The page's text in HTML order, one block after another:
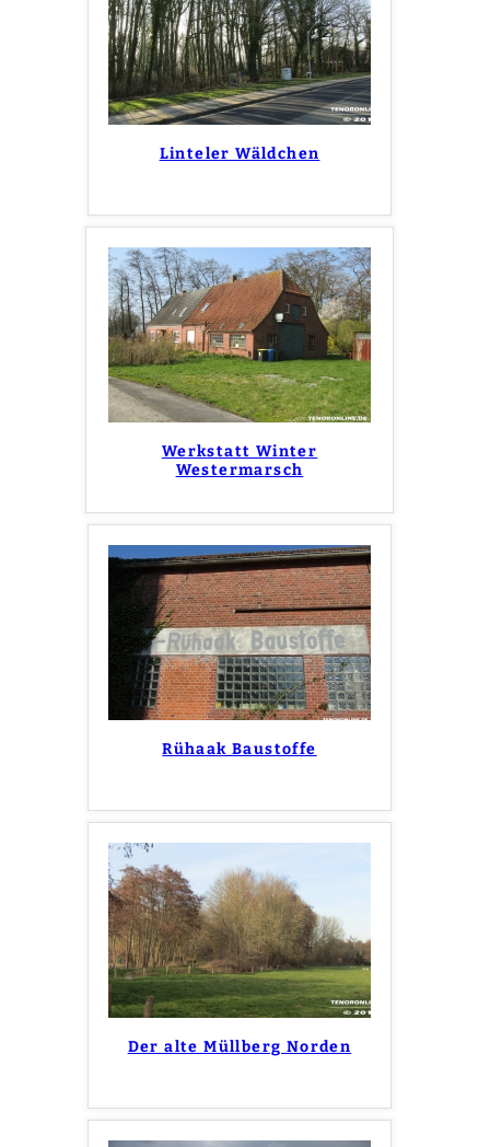
Linteler Wäldchen
Werkstatt Winter
Westermarsch
Rühaak Baustoffe
Der alte Müllberg Norden